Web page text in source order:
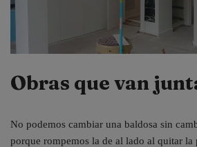
Obras que van
No podemos cambiar una baldosa sin
porque rompemos la de al lado al quitar la